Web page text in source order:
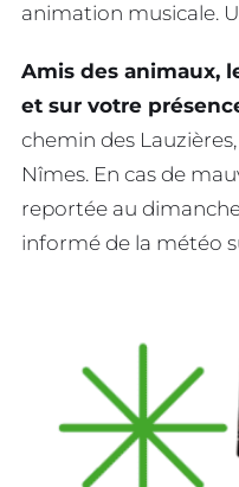
animation musicale.
Amis des animaux,
et sur votre
chemin des
Nîmes. En cas de
reportée au
informé de la météo